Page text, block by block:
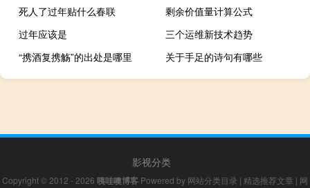
死人了过年贴什么春联
剩余价值量计算公式
过年应该是
三个运维新技术趋势
“携酒复携觞”的出处是哪里
关于手足的诗句有哪些
影视分类
Copyright © 2012 - 2026 咦哇噢博客 Powered by 网站分类目录 | 精选推荐文章 | 网